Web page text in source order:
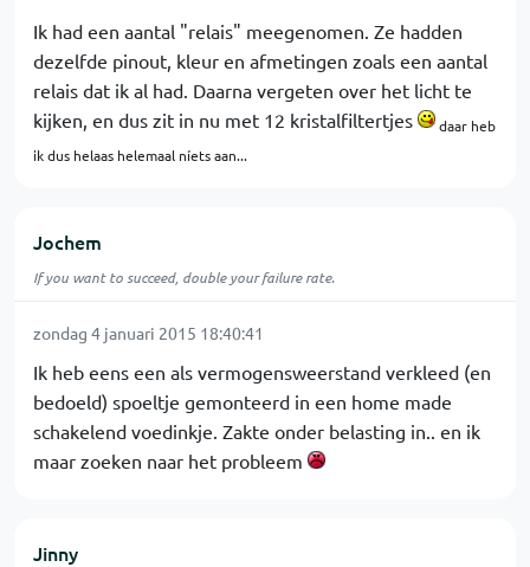
Ik had een aantal "relais" meegenomen. Ze hadden
dezelfde pinout, kleur en afmetingen zoals een aantal
relais dat ik al had. Daarna vergeten over het licht te
kijken, en dus zit in nu met 12 kristalfiltertjes
daar heb
ik dus helaas helemaal níets aan...
Jochem
If you want to succeed, double your failure rate.
zondag 4 januari 2015 18:40:41
Ik heb eens een als vermogensweerstand verkleed (en
bedoeld) spoeltje gemonteerd in een home made
schakelend voedinkje. Zakte onder belasting in.. en ik
maar zoeken naar het probleem
Jinny